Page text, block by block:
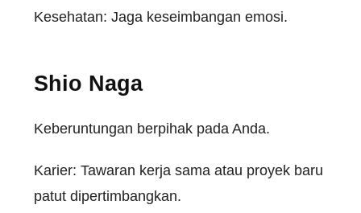
Kesehatan: Jaga keseimbangan emosi.
Shio Naga
Keberuntungan berpihak pada Anda.
Karier: Tawaran kerja sama atau proyek baru
patut dipertimbangkan.